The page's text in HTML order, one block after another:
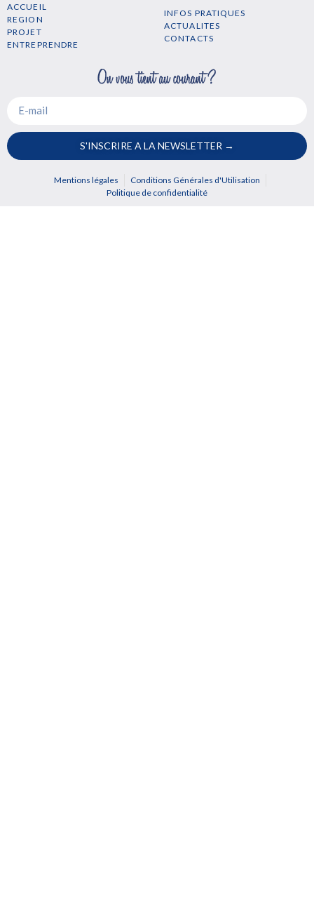
ACCUEIL
REGION
PROJET
ENTREPRENDRE
INFOS PRATIQUES
ACTUALITES
CONTACTS
S'INSCRIRE A LA NEWSLETTER →
Mentions légales
Conditions Générales d'Utilisation
Politique de confidentialité